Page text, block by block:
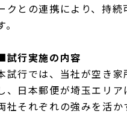
クとの連携により、持
。
試行実施の内容
試行では、当社が空き
、日本郵便が埼玉エリア
社それぞれの強みを活か